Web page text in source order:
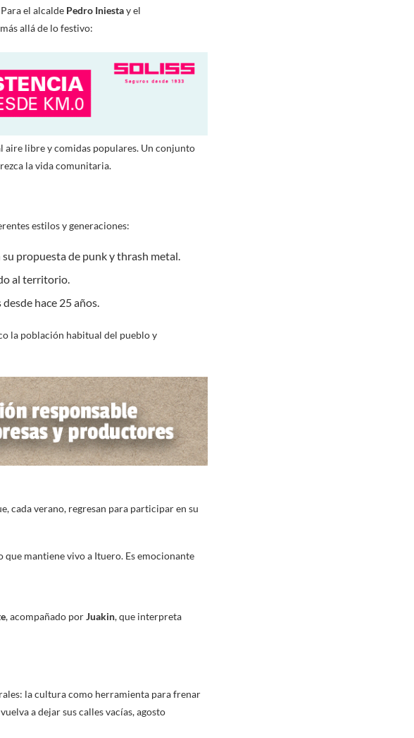
el alcalde Pedro Iniestay el
allá de lo festivo:
aire libre y comidas populares. Un conjunto
la vida comunitaria.
estilos y generaciones:
propuesta de punk y thrash metal.
al territorio.
hace 25 años.
la población habitual del pueblo y
cada verano, regresan para participar en su
mantiene vivo a Ituero. Es emocionante
, acompañado porJuakin, que interpreta
la cultura como herramienta para frenar
a dejar sus calles vacías, agosto